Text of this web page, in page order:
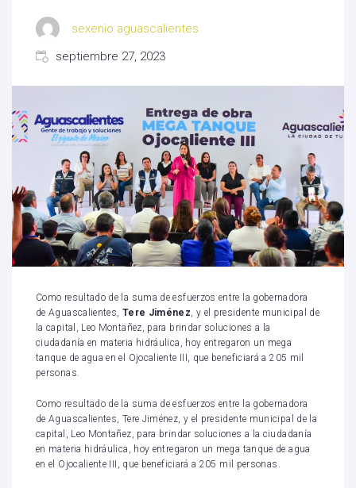
sexenio aguascalientes
septiembre 27, 2023
Como resultado de la suma de esfuerzos entre la gobernadora
de Aguascalientes, Tere Jiménez , y el presidente municipal de
la capital, Leo Montañez, para brindar soluciones a la
ciudadanía en materia hidráulica, hoy entregaron un mega
tanque de agua en el Ojocaliente III, que beneficiará a 205 mil
personas.
Como resultado de la suma de esfuerzos entre la gobernadora
de Aguascalientes, Tere Jiménez, y el presidente municipal de la
capital, Leo Montañez, para brindar soluciones a la ciudadanía
en materia hidráulica, hoy entregaron un mega tanque de agua
en el Ojocaliente III, que beneficiará a 205 mil personas.